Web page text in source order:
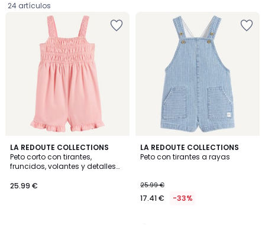
24 artículos
LA REDOUTE COLLECTIONS
Peto corto con tirantes,
fruncidos, volantes y detalles
€.
25.99 €
LA REDOUTE COLLECTIONS
Peto con tirantes a rayas
25.99 €
17.41 € -33%
5
/